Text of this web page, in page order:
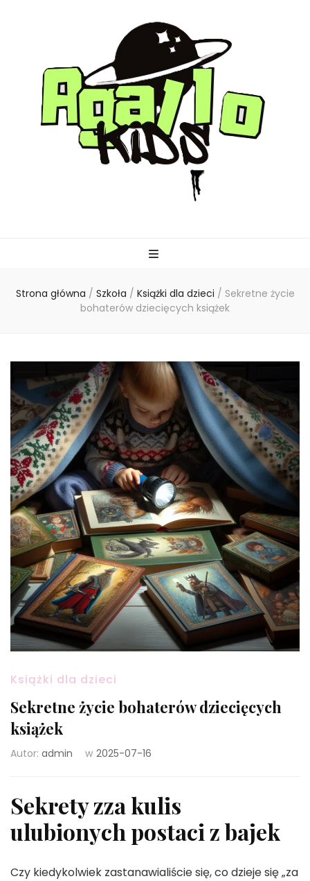
Strona główna / Szkoła / Książki dla dzieci / Sekretne życie
bohaterów dziecięcych książek
Książki dla dzieci
Sekretne życie bohaterów dziecięcych
książek
Autor: admin w 2025-07-16
Sekrety zza kulis
ulubionych postaci z bajek
Czy kiedykolwiek zastanawialiście się, co dzieje się „za